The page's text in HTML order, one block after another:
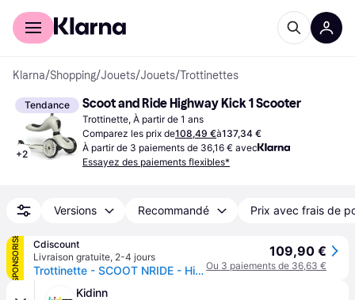
Acheter avec Klarna
Klarna/Shopping/Jouets/Jouets/Trottinettes
Tendance
+2
Scoot and Ride Highway Kick 1 Scooter
Trottinette, À partir de 1 ans
Comparez les prix de108,49 €à137,34 €
À partir de 3 paiements de 36,16 € avec
Essayez des paiements flexibles*
Versions Recommandé Prix avec frais de
SPONSORISÉ
Cdiscount
Livraison gratuite, 2-4 jours
Trottinette - SCOOT NRIDE - Highwaykick 1 - Evolutif - Beige - Enfant
109,90 €
Ou 3 paiements de 36,63 €
Kidinn